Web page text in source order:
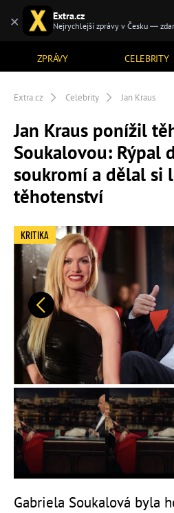
ZPRÁVY CELEBRITY
Extra.cz Celebrity Jan Kraus
Jan Kraus ponížil
Soukalovou: Rýpal
soukromí a dělal si
těhotenství
Předchozí
KRITIKA
Gabriela Soukalová byla
× Extra.cz
Nejrychlejší zprávy v Česku —